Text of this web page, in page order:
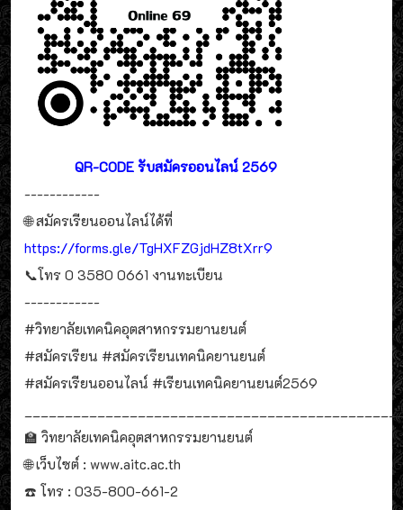
QR-CODE รับสมัครออนไลน์ 2569
------------
🌐 สมัครเรียนออนไลน์ได้ที่
https://forms.gle/TgHXFZGjdHZ8tXrr9
📞โทร 0 3580 0661 งานทะเบียน
------------
#วิทยาลัยเทคนิคอุตสาหกรรมยานยนต์
#สมัครเรียน #สมัครเรียนเทคนิคยานยนต์
#สมัครเรียนออนไลน์ #เรียนเทคนิคยานยนต์2569
🏫 วิทยาลัยเทคนิคอุตสาหกรรมยานยนต์
🌐 เว็บไซต์ : www.aitc.ac.th
☎️ โทร : 035-800-661-2